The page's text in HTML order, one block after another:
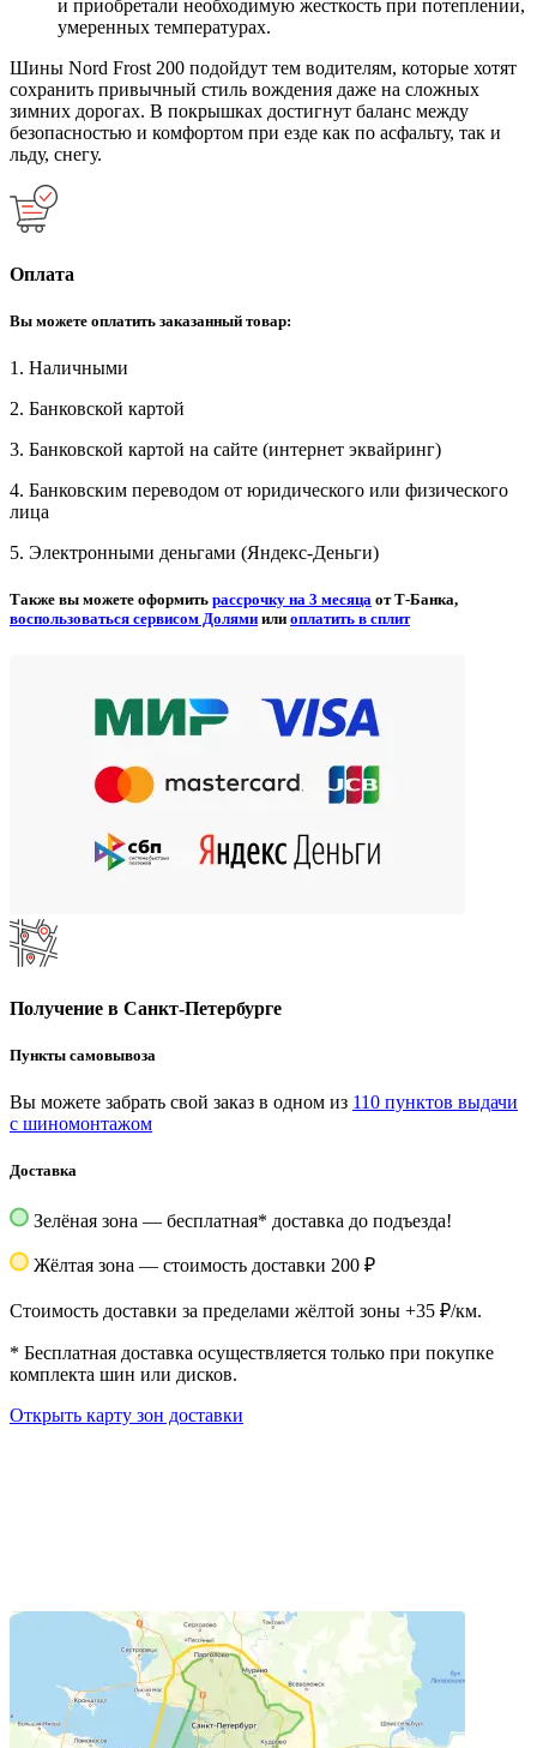
и приобретали необходимую жесткость при потеплении,
умеренных температурах.
Шины Nord Frost 200 подойдут тем водителям, которые хотят
сохранить привычный стиль вождения даже на сложных
зимних дорогах. В покрышках достигнут баланс между
безопасностью и комфортом при езде как по асфальту, так и
льду, снегу.
Оплата
Вы можете оплатить заказанный товар:
1. Наличными
2. Банковской картой
3. Банковской картой на сайте (интернет эквайринг)
4. Банковским переводом от юридического или физического
лица
5. Электронными деньгами (Яндекс-Деньги)
Также вы можете оформить рассрочку на 3 месяца от Т-Банка,
воспользоваться сервисом Долями или оплатить в сплит
Получение в Санкт-Петербурге
Пункты самовывоза
Вы можете забрать свой заказ в одном из 110 пунктов выдачи
с шиномонтажом
Доставка
Зелёная зона — бесплатная* доставка до подъезда!
Жёлтая зона — стоимость доставки 200 ₽
Стоимость доставки за пределами жёлтой зоны +35 ₽/км.
* Бесплатная доставка осуществляется только при покупке
комплекта шин или дисков.
Открыть карту зон доставки